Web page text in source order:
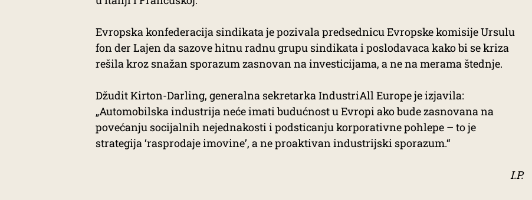
Evropska konfederacija sindikata je pozivala predsednicu Evropske komisije Ursulu
fon der Lajen da sazove hitnu radnu grupu sindikata i poslodavaca kako bi se kriza
rešila kroz snažan sporazum zasnovan na investicijama, a ne na merama štednje.
Džudit Kirton-Darling, generalna sekretarka IndustriAll Europe je izjavila:
„Automobilska industrija neće imati budućnost u Evropi ako bude zasnovana na
povećanju socijalnih nejednakosti i podsticanju korporativne pohlepe – to je
strategija ‘rasprodaje imovine’, a ne proaktivan industrijski sporazum.“
I.P.